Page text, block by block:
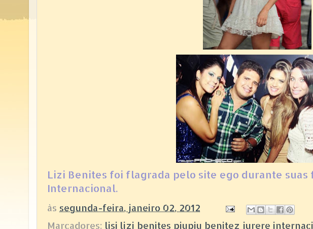
Lizi Benites foi flagrada pelo site ego durante suas
Internacional.
às segunda-feira, janeiro 02, 2012
Marcadores: lisi lizi benites piupiu benitez jurere